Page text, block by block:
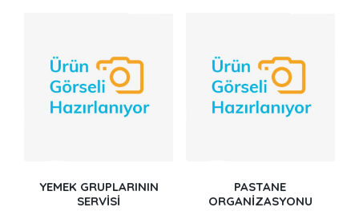
YEMEK GRUPLARININ
SERVİSİ
PASTANE
ORGANİZASYONU